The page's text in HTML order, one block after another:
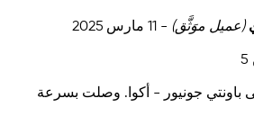
(عميل موَثَّق) - 11 مارس 2025
باونتي جونيور - أكوا. وصلت بسرعة